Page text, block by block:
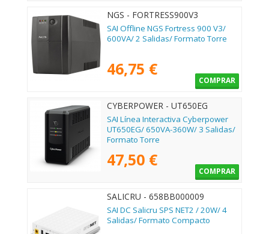
NGS - FORTRESS900V3
SAI Offline NGS Fortress 900 V3/
600VA/ 2 Salidas/ Formato Torre
46,75 €
COMPRAR
CYBERPOWER - UT650EG
SAI Línea Interactiva Cyberpower
UT650EG/ 650VA-360W/ 3 Salidas/
Formato Torre
47,50 €
COMPRAR
SALICRU - 658BB000009
SAI DC Salicru SPS NET2 / 20W/ 4
Salidas/ Formato Compacto